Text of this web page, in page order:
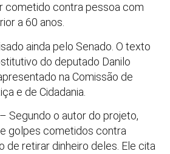
cometido contra pessoa com
a 60 anos.
ainda pelo Senado. O texto
do deputado Danilo
na Comissão de
e de Cidadania.
Segundo o autor do projeto,
golpes cometidos contra
de retirar dinheiro deles. Ele cita